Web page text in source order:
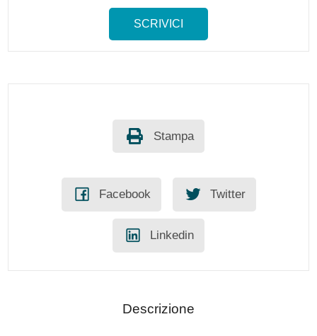
SCRIVICI
Stampa
Facebook Twitter
Linkedin
Descrizione